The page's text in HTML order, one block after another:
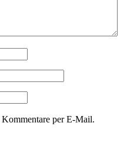
per E-Mail.